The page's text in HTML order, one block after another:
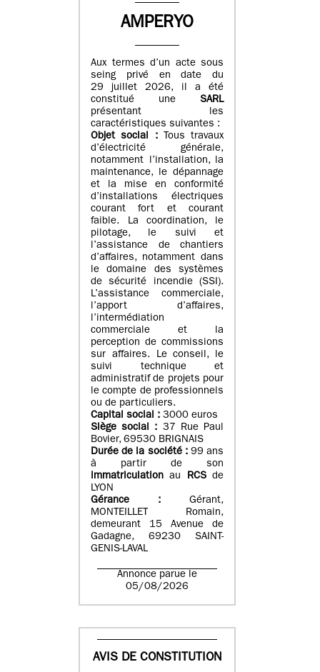
AMPERYO
Aux termes d’un acte sous
seing privé en date du
29 juillet 2026, il a été
constitué une SARL
présentant les
caractéristiques suivantes :
Objet social :
Tous travaux
d’électricité générale,
notamment l’installation, la
maintenance, le dépannage
et la mise en conformité
d’installations électriques
courant fort et courant
faible. La coordination, le
pilotage, le suivi et
l’assistance de chantiers
d’affaires, notamment dans
le domaine des systèmes
de sécurité incendie (SSI).
L’assistance commerciale,
l’apport d’affaires,
l’intermédiation
commerciale et la
perception de commissions
sur affaires. Le conseil, le
suivi technique et
administratif de projets pour
le compte de professionnels
ou de particuliers.
Capital social : 3000 euros
Siège social : 37 Rue Paul
Bovier, 69530 BRIGNAIS
Durée de la société : 99 ans
à partir de son
immatriculation au RCSde
LYON
Gérance :
Gérant,
MONTEILLET Romain,
demeurant 15 Avenue de
Gadagne, 69230 SAINT-
GENIS-LAVAL
Annonce parue le
05/08/2026
AVIS DE CONSTITUTION